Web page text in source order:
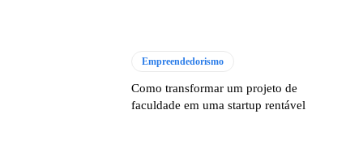
Empreendedorismo
Como transformar um projeto de
faculdade em uma startup rentável